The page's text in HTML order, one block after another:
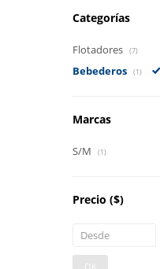
Categorías
Flotadores (7)
Bebederos (1)
Marcas
S/M (1)
Precio ($)
OK